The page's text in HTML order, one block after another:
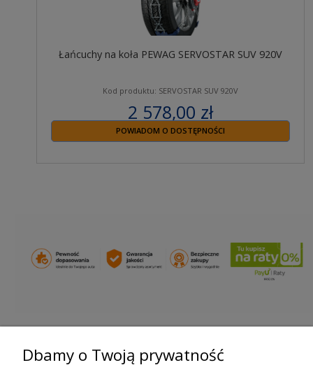
Łańcuchy na koła PEWAG SERVOSTAR SUV 920V
Kod produktu: SERVOSTAR SUV 920V
2 578,00 zł
zawiera 23% VAT
POWIADOM O DOSTĘPNOŚCI
ZAPISZ SIĘ DO NEWSLETTERA
Dbamy o Twoją prywatność